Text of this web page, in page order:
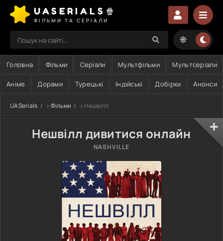
UASERIALS🍿
ФІЛЬМИ ТА СЕРІАЛИ
Головна Фільми Серіали Мультфільми Мультсеріали
Аніме Дорами Турецькі Індійські Добірки Анонси
UASerials » Фільми » Нешвілл
Нешвілл дивитися онлайн
NASHVILLE